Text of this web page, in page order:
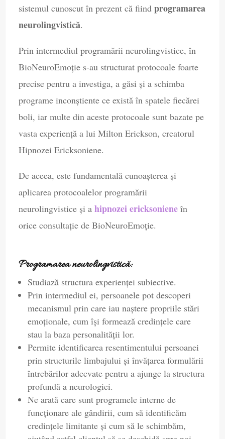
sistemul cunoscut în prezent că fiind programarea
neurolingvistică.
Prin intermediul programării neurolingvistice, în
BioNeuroEmoție s-au structurat protocoale foarte
precise pentru a investiga, a găsi şi a schimba
programe inconştiente ce există în spatele fiecărei
boli, iar multe din aceste protocoale sunt bazate pe
vasta experienţă a lui Milton Erickson, creatorul
Hipnozei Ericksoniene.
De aceea, este fundamentală cunoaşterea şi
aplicarea protocoalelor programării
neurolingvistice şi a hipnozei ericksonieneîn
orice consultaţie de BioNeuroEmoție.
Programarea neurolingvistică:
Studiază structura experienţei subiective.
Prin intermediul ei, persoanele pot descoperi
mecanismul prin care iau naştere propriile stări
emoţionale, cum îşi formează credinţele care
stau la baza personalităţii lor.
Permite identificarea resentimentului persoanei
prin structurile limbajului şi învăţarea formulării
întrebărilor adecvate pentru a ajunge la structura
profundă a neurologiei.
Ne arată care sunt programele interne de
funcţionare ale gândirii, cum să identificăm
credinţele limitante şi cum să le schimbăm,